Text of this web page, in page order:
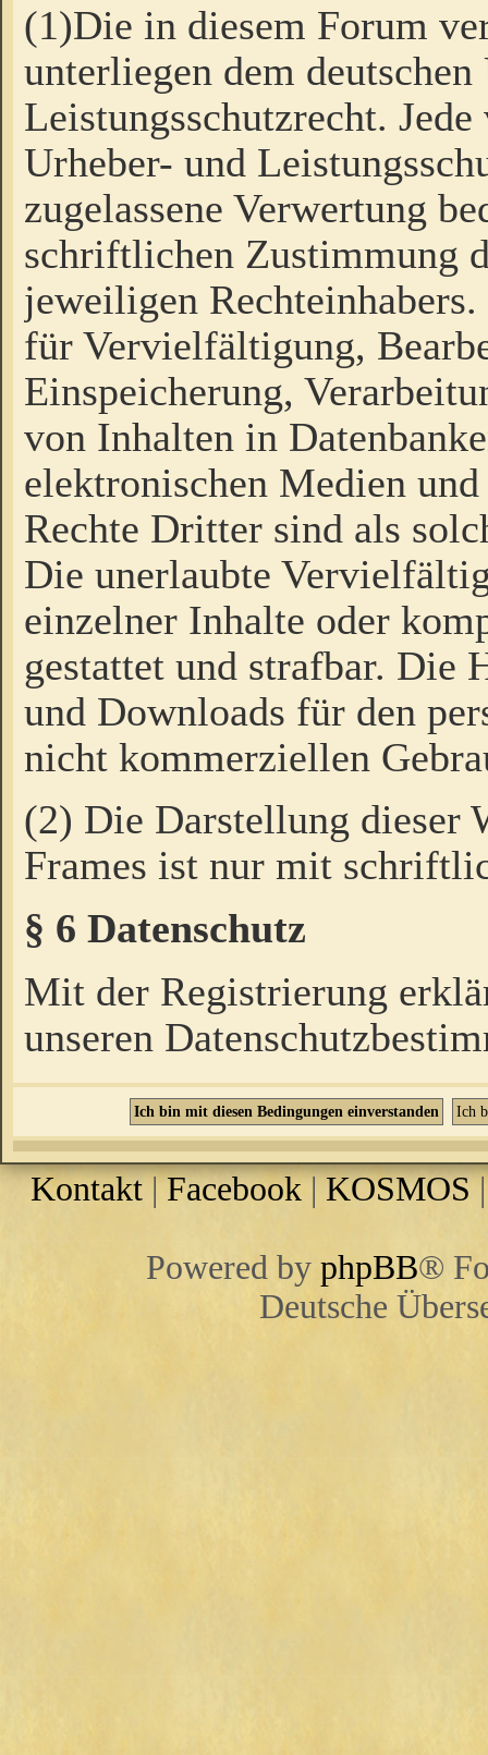
(1)Die in diesem Forum
unterliegen dem
Leistungsschutzrecht.
Urheber- und
zugelassene Verwertung
schriftlichen Zustimmung
jeweiligen
für Vervielfältigung,
Einspeicherung,
von Inhalten in
elektronischen Medien
Rechte Dritter sind als
Die unerlaubte
einzelner Inhalte oder
gestattet und strafbar. Die
und Downloads für den
nicht kommerziellen
(2) Die Darstellung dieser
Frames ist nur mit
§ 6 Datenschutz
Mit der Registrierung
unseren
Kontakt |Facebook | KOSMOS
Powered by phpBB®
Deutsche